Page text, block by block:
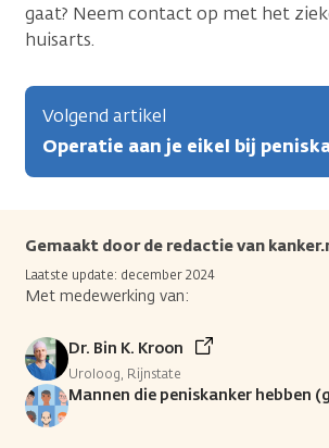
gaat? Neem contact op met het
huisarts.
Volgend artikel
Operatie aan je eikel bij
Gemaakt door de redactie van
Laatste update: december 2024
Met medewerking van:
Dr. Bin K. Kroon
Uroloog, Rijnstate
Mannen die peniskanker hebben